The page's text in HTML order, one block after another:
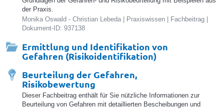
der Praxis.
Monika Oswald - Christian Lebeda | Praxiswissen | Fachbeitrag |
Dokument-ID: 937138
Ermittlung und Identifikation von
Gefahren (Risikoidentifikation)
Beurteilung der Gefahren,
Risikobewertung
Dieser Fachbeitrag enthält für Sie nützliche Informationen zur
Beurteilung von Gefahren mit detaillierten Bescheibungen und